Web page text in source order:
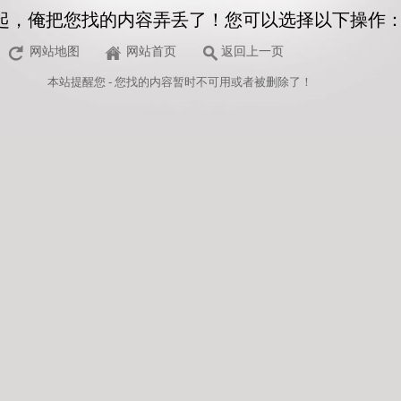
，俺把您找的内容弄丢了！您可以选择以下操作
网站地图 网站首页 返回上一页
本站提醒您 - 您找的内容暂时不可用或者被删除了！